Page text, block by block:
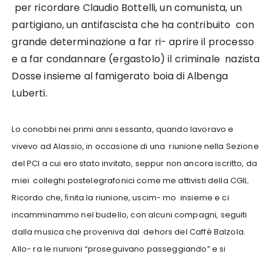
per ricordare Claudio Bottelli, un comunista, un
partigiano, un antifascista che ha contribuito con
grande determinazione a far ri- aprire il processo
e a far condannare (ergastolo) il criminale nazista
Dosse insieme al famigerato boia di Albenga
Luberti.
Lo conobbi nei primi anni sessanta, quando lavoravo e
vivevo ad Alassio, in occasione di una riunione nella Sezione
del PCI a cui ero stato invitato, seppur non ancora iscritto, da
miei colleghi postelegrafonici come me attivisti della CGIL.
Ricordo che, ﬁnita la riunione, uscim- mo insieme e ci
incamminammo nel budello, con alcuni compagni, seguiti
dalla musica che proveniva dal dehors del Caffè Balzola.
Allo- ra le riunioni “proseguivano passeggiando” e si